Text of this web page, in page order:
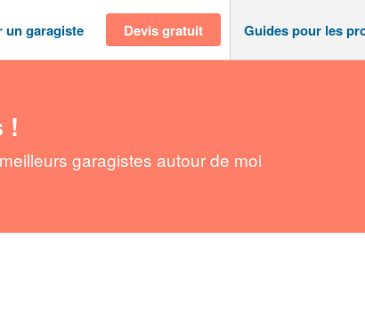
un garagiste Devis gratuit Guides pour les
!
garagistes autour de moi